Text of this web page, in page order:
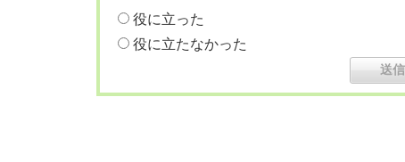
役に立った
役に立たなかった